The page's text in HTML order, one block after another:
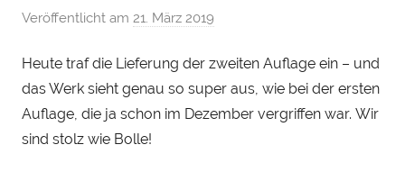
Veröffentlicht am 21. März 2019
n
H
e
Heute traf die Lieferung der zweiten Auflage ein – und
das Werk sieht genau so super aus, wie bei der ersten
Auflage, die ja schon im Dezember vergriffen war. Wir
sind stolz wie Bolle!